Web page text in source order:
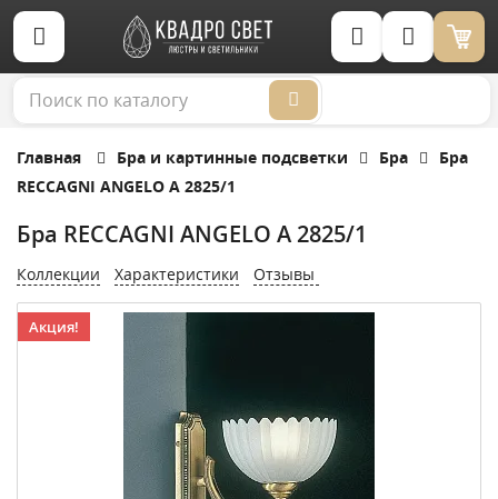
Корзина (0)
Главная Бра и картинные подсветки Бра
Бра
RECCAGNI ANGELO A 2825/1
Бра RECCAGNI ANGELO A 2825/1
Коллекции Характеристики Отзывы
Акция!